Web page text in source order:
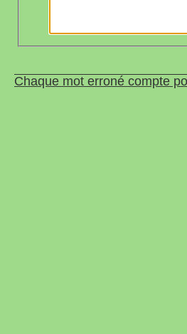
Chaque mot erroné compte